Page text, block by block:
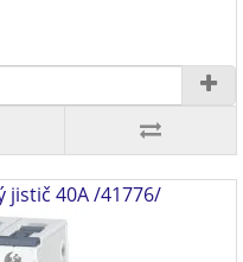
jistič 40A /41776/